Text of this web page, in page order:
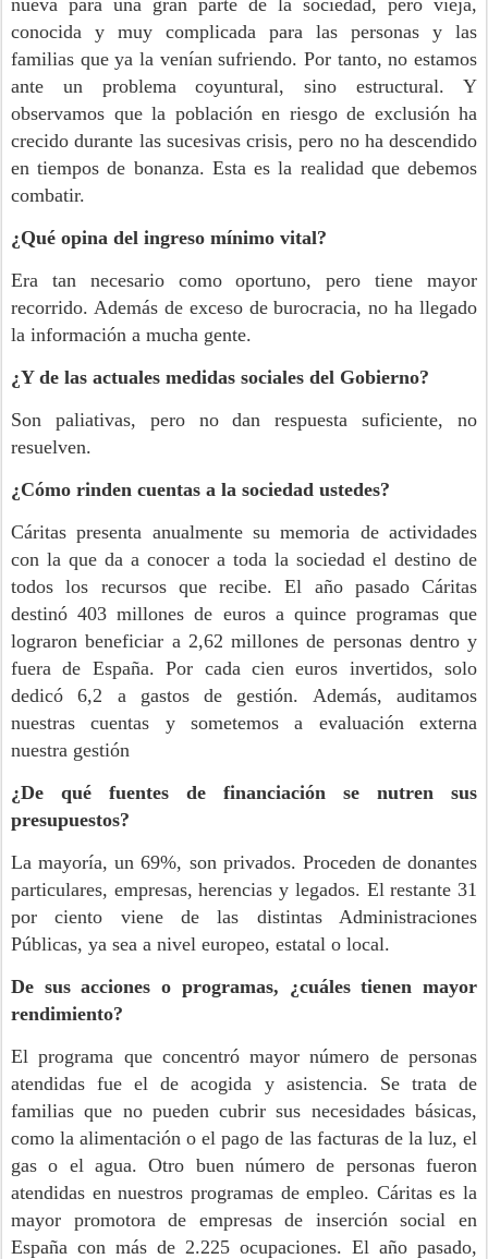
nueva para una gran parte de la sociedad, pero vieja,
conocida y muy complicada para las personas y las
familias que ya la venían sufriendo. Por tanto, no estamos
ante un problema coyuntural, sino estructural. Y
observamos que la población en riesgo de exclusión ha
crecido durante las sucesivas crisis, pero no ha descendido
en tiempos de bonanza. Esta es la realidad que debemos
combatir.
¿Qué opina del ingreso mínimo vital?
Era tan necesario como oportuno, pero tiene mayor
recorrido. Además de exceso de burocracia, no ha llegado
la información a mucha gente.
¿Y de las actuales medidas sociales del Gobierno?
Son paliativas, pero no dan respuesta suficiente, no
resuelven.
¿Cómo rinden cuentas a la sociedad ustedes?
Cáritas presenta anualmente su memoria de actividades
con la que da a conocer a toda la sociedad el destino de
todos los recursos que recibe. El año pasado Cáritas
destinó 403 millones de euros a quince programas que
lograron beneficiar a 2,62 millones de personas dentro y
fuera de España. Por cada cien euros invertidos, solo
dedicó 6,2 a gastos de gestión. Además, auditamos
nuestras cuentas y sometemos a evaluación externa
nuestra gestión
¿De qué fuentes de financiación se nutren sus
presupuestos?
La mayoría, un 69%, son privados. Proceden de donantes
particulares, empresas, herencias y legados. El restante 31
por ciento viene de las distintas Administraciones
Públicas, ya sea a nivel europeo, estatal o local.
De sus acciones o programas, ¿cuáles tienen mayor
rendimiento?
El programa que concentró mayor número de personas
atendidas fue el de acogida y asistencia. Se trata de
familias que no pueden cubrir sus necesidades básicas,
como la alimentación o el pago de las facturas de la luz, el
gas o el agua. Otro buen número de personas fueron
atendidas en nuestros programas de empleo. Cáritas es la
mayor promotora de empresas de inserción social en
España con más de 2.225 ocupaciones. El año pasado,